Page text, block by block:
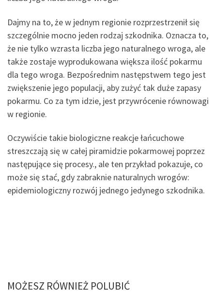
Dajmy na to, że w jednym regionie rozprzestrzenił się
szczególnie mocno jeden rodzaj szkodnika. Oznacza to,
że nie tylko wzrasta liczba jego naturalnego wroga, ale
także zostaje wyprodukowana większa ilość pokarmu
dla tego wroga. Bezpośrednim następstwem tego jest
zwiększenie jego populacji, aby zużyć tak duże zapasy
pokarmu. Co za tym idzie, jest przywrócenie równowagi
w regionie.
Oczywiście takie biologiczne reakcje łańcuchowe
streszczają się w całej piramidzie pokarmowej poprzez
następujące się procesy., ale ten przykład pokazuje, co
może się stać, gdy zabraknie naturalnych wrogów:
epidemiologiczny rozwój jednego jedynego szkodnika.
MOŻESZ RÓWNIEŻ POLUBIĆ